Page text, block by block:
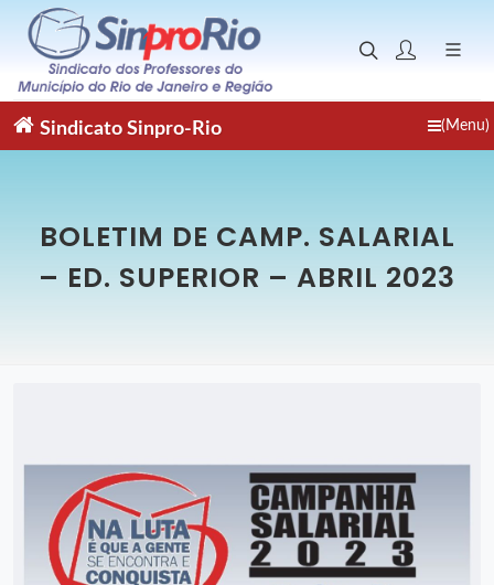
Sindicato Sinpro-Rio (Menu)
BOLETIM DE CAMP. SALARIAL
– ED. SUPERIOR – ABRIL 2023